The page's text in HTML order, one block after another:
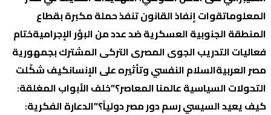
المعلوماتقوات إنفاذ القانون تنفذ حملة مكبرة بقطاع
المنطقة الجنوبية العسكرية ضد عدد من البؤر الإجراميةختام
فعاليات التدريب الجوى المصرى التركى المشترك بجمهورية
مصر العربيةالسلام النفسي وتأثيره على الإنسانكيف شكّلت
التحولات السياسية عالمنا المعاصر؟​”خلف الأبواب المغلقة:
كيف يعيد السيسي رسم دور مصر دولياً؟”الدعارة الفكرية: